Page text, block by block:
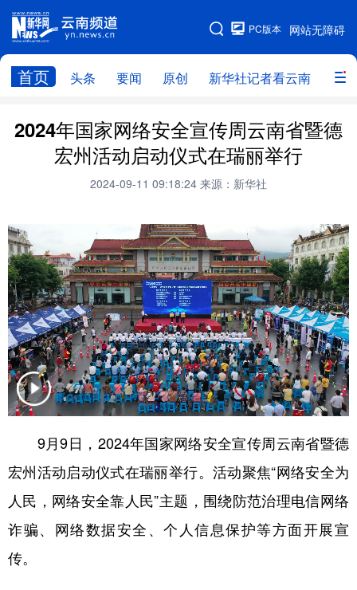
网站无障碍
PC版本
首页 头条 要闻 原创 新华社记者看云南 政务
网站地图
头条 云南要闻 本网原创
新华社记者看云南 政务 人事
云南省领导报道集
社会
图片
经济 服务 云南故事
云南青年说 趣看文物
2024年国家网络安全宣传周云南省暨德
宏州活动启动仪式在瑞丽举行
2024-09-11 09:18:24 来源：新华社
9月9日，2024年国家网络安全宣传周云南省暨德
宏州活动启动仪式在瑞丽举行。活动聚焦“网络安全为
人民，网络安全靠人民”主题，围绕防范治理电信网络
诈骗、网络数据安全、个人信息保护等方面开展宣
传。